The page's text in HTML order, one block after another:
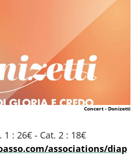
Concert - Donizetti
1 : 26€ - Cat. 2 : 18€
associations/diap